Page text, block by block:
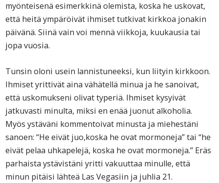
myönteisenä esimerkkinä olemista, koska he uskovat,
että heitä ympäröivät ihmiset tutkivat kirkkoa jonakin
päivänä. Siinä vain voi mennä viikkoja, kuukausia tai
jopa vuosia.
Tunsin oloni usein lannistuneeksi, kun liityin kirkkoon.
Ihmiset yrittivät aina vähätellä minua ja he sanoivat,
että uskomukseni olivat typeriä. Ihmiset kysyivät
jatkuvasti minulta, miksi en enää juonut alkoholia.
Myös ystäväni kommentoivat minusta ja miehestäni
sanoen: “He eivät juo,koska he ovat mormoneja” tai “he
eivät pelaa uhkapelejä, koska he ovat mormoneja.” Eräs
parhaista ystävistäni yritti vakuuttaa minulle, että
minun pitäisi lähteä Las Vegasiin ja juhlia 21.